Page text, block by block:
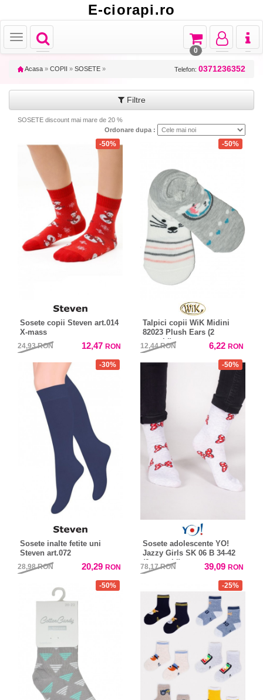
E-ciorapi.ro
Toggle
navigation
Toggle
Toggle
navigation
Toggle
navigation
Toggle
navigation
0
Acasa » COPII » SOSETE » Telefon: 0371236352
Filtre
SOSETE discount mai mare de 20 %
Ordonare dupa :
-50%
Sosete copii Steven art.014
X-mass
24,93RON 12,47 RON
-50%
Talpici copii WiK Midini
82023 Plush Ears (2
perechi)
12,44RON 6,22 RON
-30%
Sosete inalte fetite uni
Steven art.072
28,98RON 20,29 RON
-50%
Sosete adolescente YO!
Jazzy Girls SK 06 B 34-42
(6 perechi)
78,17RON 39,09 RON
-50% -25%